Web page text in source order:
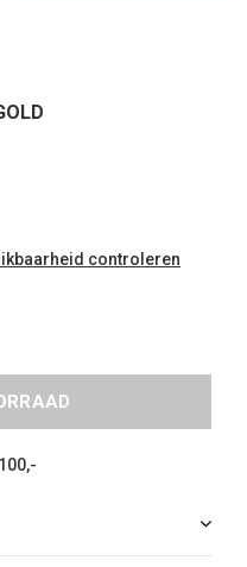
controleren